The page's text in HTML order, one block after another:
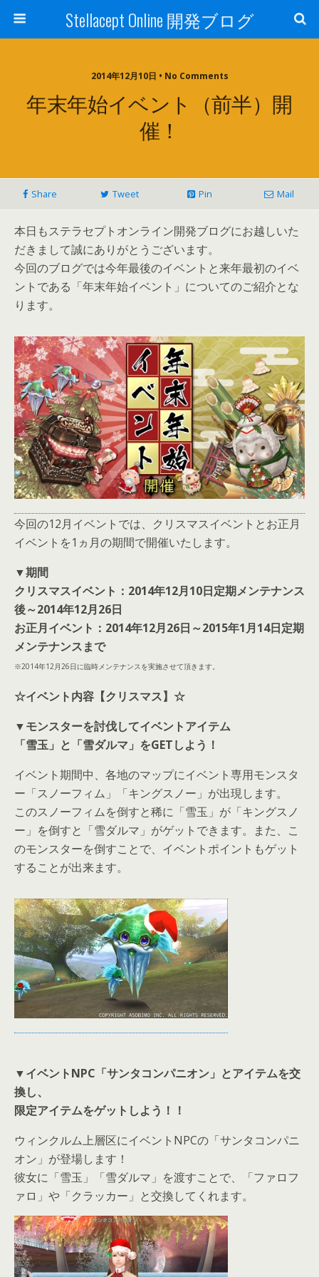
Stellacept Online 開発ブログ
2014年12月10日 • No Comments
年末年始イベント（前半）開
催！
Share Tweet Pin Mail
本日もステラセプトオンライン開発ブログにお越しいた
だきまして誠にありがとうございます。
今回のブログでは今年最後のイベントと来年最初のイベ
ントである「年末年始イベント」についてのご紹介とな
ります。
今回の12月イベントでは、クリスマスイベントとお正月
イベントを1ヵ月の期間で開催いたします。
▼期間
クリスマスイベント：2014年12月10日定期メンテナンス
後～2014年12月26日
お正月イベント：2014年12月26日～2015年1月14日定期
メンテナンスまで
※2014年12月26日に臨時メンテナンスを実施させて頂きます。
☆イベント内容【クリスマス】☆
▼モンスターを討伐してイベントアイテム
「雪玉」と「雪ダルマ」をGETしよう！
イベント期間中、各地のマップにイベント専用モンスタ
ー「スノーフィム」「キングスノー」が出現します。
このスノーフィムを倒すと稀に「雪玉」が「キングスノ
ー」を倒すと「雪ダルマ」がゲットできます。また、こ
のモンスターを倒すことで、イベントポイントもゲット
することが出来ます。
▼イベントNPC「サンタコンパニオン」とアイテムを交
換し、
限定アイテムをゲットしよう！！
ウィンクルム上層区にイベントNPCの「サンタコンパニ
オン」が登場します！
彼女に「雪玉」「雪ダルマ」を渡すことで、「ファロフ
ァロ」や「クラッカー」と交換してくれます。